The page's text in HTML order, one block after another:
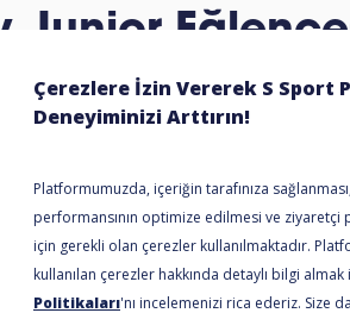
Junior
sizi bekliyor.Hemen üye olunve
Şimdi Üye Ol,